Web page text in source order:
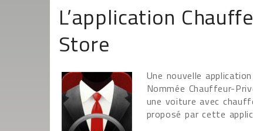
L’application
Store
Une nouvelle
Nommée Chauffeur-
une voiture avec
proposé par cette